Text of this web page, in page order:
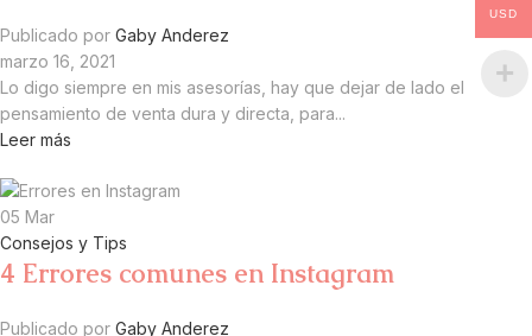
Publicado por Gaby Anderez
marzo 16, 2021
Lo digo siempre en mis asesorías, hay que dejar de lado el
pensamiento de venta dura y directa, para...
Leer más
05 Mar
Consejos y Tips
4 Errores comunes en Instagram
Publicado por Gaby Anderez
USD